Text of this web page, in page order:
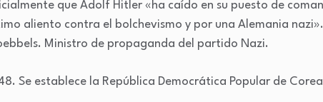
que Adolf Hitler «ha caído en su puesto de
aliento contra el bolchevismo y por una Alemania
Ministro de propaganda del partido Nazi.
Se establece la República Democrática Popular de